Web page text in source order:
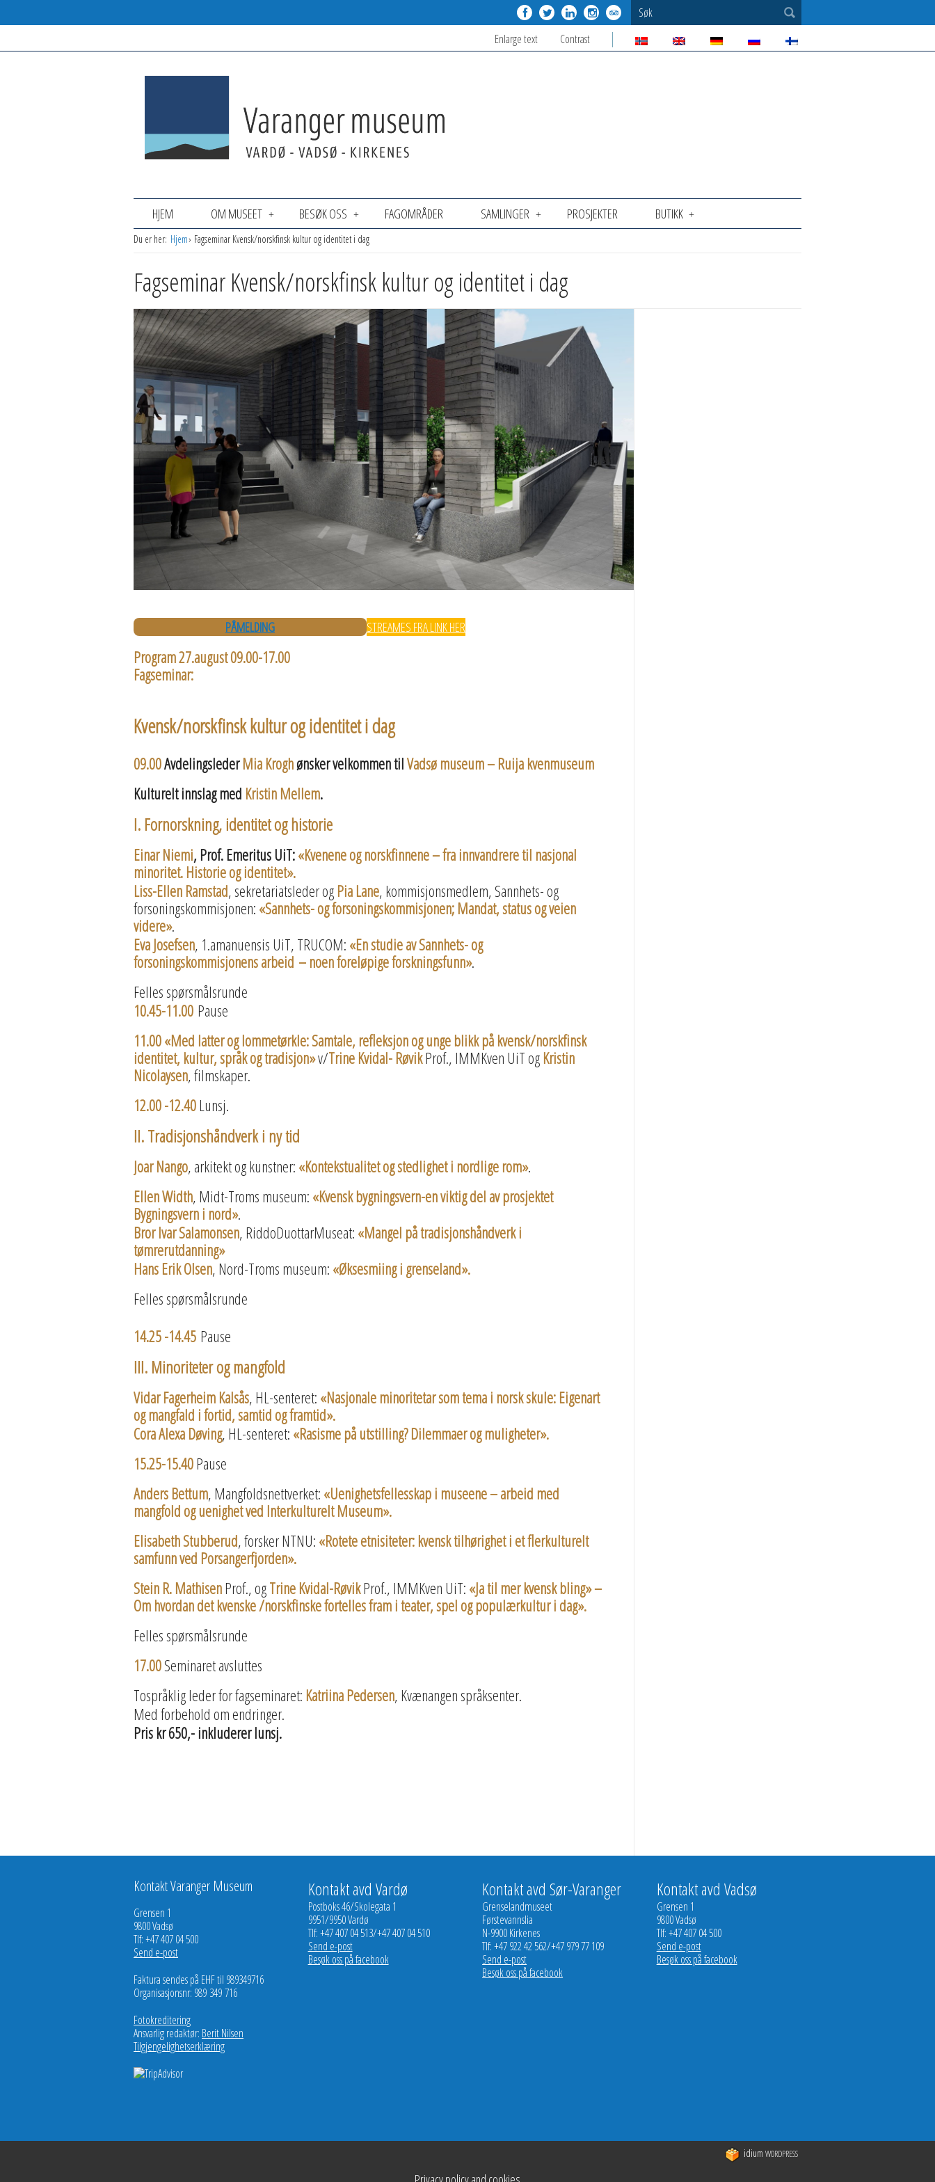
Enlarge text Contrast
HJEM OM MUSEET BESØK OSS FAGOMRÅDER SAMLINGER PROSJEKTER BUTIKK
Søk
Du er her: Hjem Fagseminar Kvensk/norskfinsk kultur og identitet i dag
Fagseminar Kvensk/norskfinsk kultur og identitet i dag
PÅMELDING STREAMES FRA LINK HER
Program 27.august 09.00-17.00
Fagseminar:
Kvensk/norskfinsk kultur og identitet i dag
09.00AvdelingslederMia Kroghønsker velkommen tilVadsø museum – Ruija kvenmuseum
Kulturelt innslag med Kristin Mellem.
I. Fornorskning, identitet og historie
Einar Niemi, Prof. Emeritus UiT:«Kvenene og norskfinnene – fra innvandrere til nasjonal
minoritet. Historie og identitet».
Liss-Ellen Ramstad, sekretariatsleder ogPia Lane, kommisjonsmedlem, Sannhets- og
forsoningskommisjonen: «Sannhets- og forsoningskommisjonen; Mandat, status og veien
videre».
Eva Josefsen, 1.amanuensis UiT, TRUCOM: «En studie av Sannhets- og
forsoningskommisjonens arbeid – noen foreløpige forskningsfunn».
Felles spørsmålsrunde
10.45-11.00 Pause
11.00 «Med latter og lommetørkle: Samtale, refleksjon og unge blikk på kvensk/norskfinsk
identitet, kultur, språk og tradisjon»v/Trine Kvidal- RøvikProf., IMMKven UiT ogKristin
Nicolaysen, filmskaper.
12.00 -12.40Lunsj.
II. Tradisjonshåndverk i ny tid
Joar Nango, arkitekt og kunstner: «Kontekstualitet og stedlighet i nordlige rom».
Ellen Width, Midt-Troms museum: «Kvensk bygningsvern-en viktig del av prosjektet
Bygningsvern i nord».
Bror Ivar Salamonsen, RiddoDuottarMuseat: «Mangel på tradisjonshåndverk i
tømrerutdanning»
Hans Erik Olsen, Nord-Troms museum: «Øksesmiing i grenseland».
Felles spørsmålsrunde
14.25 -14.45 Pause
III. Minoriteter og mangfold
Vidar Fagerheim Kalsås, HL-senteret: «Nasjonale minoritetar som tema i norsk skule: Eigenart
og mangfald i fortid, samtid og framtid».
Cora Alexa Døving, HL-senteret: «Rasisme på utstilling? Dilemmaer og muligheter».
15.25-15.40Pause
Anders Bettum, Mangfoldsnettverket: «Uenighetsfellesskap i museene – arbeid med
mangfold og uenighet ved Interkulturelt Museum».
Elisabeth Stubberud, forsker NTNU: «Rotete etnisiteter: kvensk tilhørighet i et flerkulturelt
samfunn ved Porsangerfjorden».
Stein R. MathisenProf., ogTrine Kvidal-RøvikProf., IMMKven UiT: «Ja til mer kvensk bling» –
Om hvordan det kvenske /norskfinske fortelles fram i teater, spel og populærkultur i dag».
Felles spørsmålsrunde
17.00Seminaret avsluttes
Tospråklig leder for fagseminaret: Katriina Pedersen, Kvænangen språksenter.
Med forbehold om endringer.
Pris kr 650,- inkluderer lunsj.
Kontakt Varanger Museum
Grensen 1
9800 Vadsø
Tlf: +47 407 04 500
Send e-post
Faktura sendes på EHF til 989349716
Organisasjonsnr: 989 349 716
Fotokreditering
Ansvarlig redaktør: Berit Nilsen
Tilgjengelighetserklæring
Kontakt avd Vardø
Postboks 46/Skolegata 1
9951/9950 Vardø
Tlf: +47 407 04 513/+47 407 04 510
Send e-post
Besøk oss på facebook
Kontakt avd Sør-Varanger
Grenselandmuseet
Førstevannslia
N-9900 Kirkenes
Tlf: +47 922 42 562/+47 979 77 109
Send e-post
Besøk oss på facebook
Kontakt avd Vadsø
Grensen 1
9800 Vadsø
Tlf: +47 407 04 500
Send e-post
Besøk oss på facebook
idium WORDPRESS